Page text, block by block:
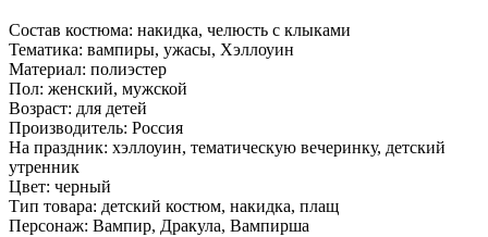
Состав костюма: накидка, челюсть с клыками
Тематика: вампиры, ужасы, Хэллоуин
Материал: полиэстер
Пол: женский, мужской
Возраст: для детей
Производитель: Россия
На праздник: хэллоуин, тематическую вечеринку, детский
утренник
Цвет: черный
Тип товара: детский костюм, накидка, плащ
Персонаж: Вампир, Дракула, Вампирша